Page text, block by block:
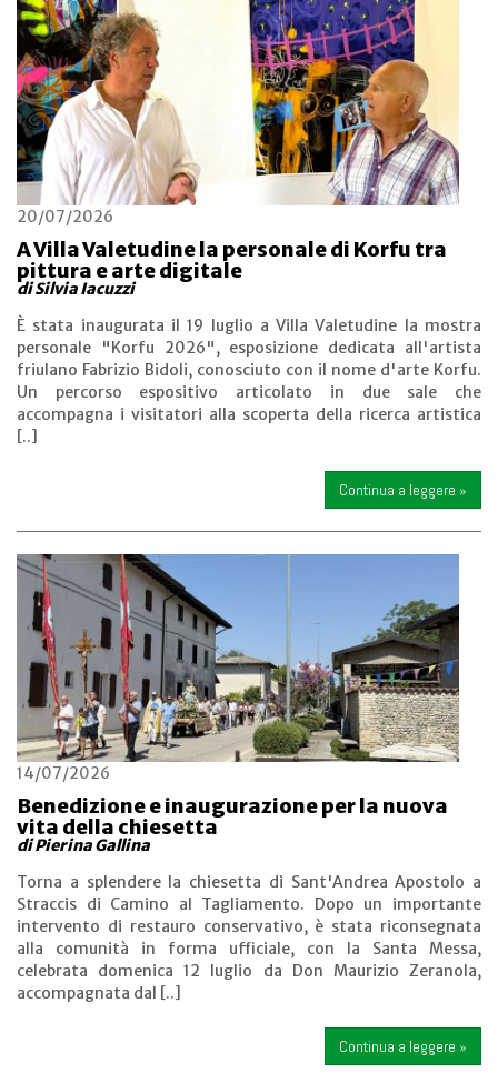
20/07/2026
A Villa Valetudine la personale di Korfu tra
pittura e arte digitale
di Silvia Iacuzzi
È stata inaugurata il 19 luglio a Villa Valetudine la mostra
personale "Korfu 2026", esposizione dedicata all'artista
friulano Fabrizio Bidoli, conosciuto con il nome d'arte Korfu.
Un percorso espositivo articolato in due sale che
accompagna i visitatori alla scoperta della ricerca artistica
[..]
Continua a leggere »
14/07/2026
Benedizione e inaugurazione per la nuova
vita della chiesetta
di Pierina Gallina
Torna a splendere la chiesetta di Sant'Andrea Apostolo a
Straccis di Camino al Tagliamento. Dopo un importante
intervento di restauro conservativo, è stata riconsegnata
alla comunità in forma ufficiale, con la Santa Messa,
celebrata domenica 12 luglio da Don Maurizio Zeranola,
accompagnata dal [..]
Continua a leggere »